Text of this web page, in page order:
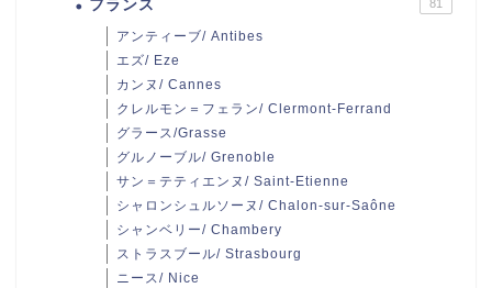
フランス 81
アンティーブ/ Antibes
エズ/ Eze
カンヌ/ Cannes
クレルモン＝フェラン/ Clermont-Ferrand
グラース/Grasse
グルノーブル/ Grenoble
サン＝テティエンヌ/ Saint-Etienne
シャロンシュルソーヌ/ Chalon-sur-Saône
シャンベリー/ Chambery
ストラスブール/ Strasbourg
ニース/ Nice